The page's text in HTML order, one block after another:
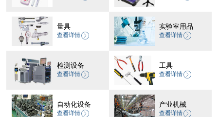
量具
查看详情
实验室用品
查看详情
检测设备
查看详情
工具
查看详情
自动化设备
查看详情
产业机械
查看详情